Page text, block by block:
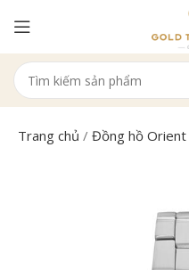
Trang chủ /Đồng hồ Orient